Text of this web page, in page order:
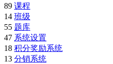
89 课程
14 班级
55 题库
47 系统设置
18 积分奖励系统
13 分销系统